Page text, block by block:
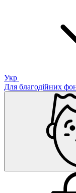
Укр
Для благодійних